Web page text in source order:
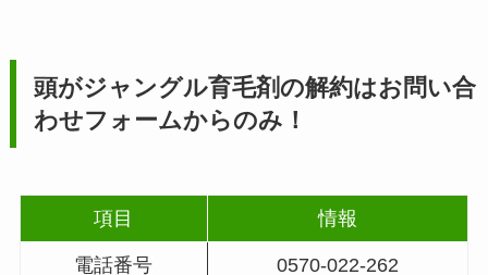
頭がジャングル育毛剤 の解約はお問い合
わせフォームからのみ！
項目 情報
電話番号 0570-022-262